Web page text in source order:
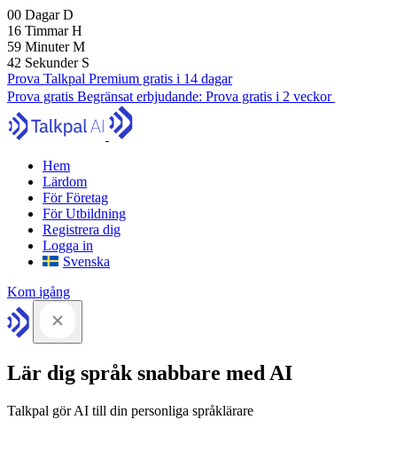
00 DagarD
16 TimmarH
59 MinuterM
42 Sekunder S
Prova Talkpal Premium gratis i 14 dagar
Prova gratis Begränsat erbjudande: Prova gratis i 2 veckor
Hem
Lärdom
För Företag
För Utbildning
Registrera dig
Logga in
Svenska
Kom igång
Lär dig språk snabbare med AI
Talkpal gör AI till din personliga språklärare